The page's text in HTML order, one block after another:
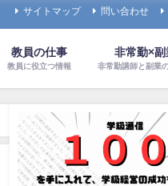
サイトマップ 問い合わせ
教員の仕事
教員に役立つ情報
非常勤×副
非常勤講師と副業